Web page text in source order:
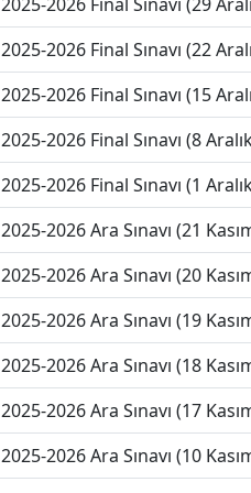
2025-2026 Final Sınavı (22
2025-2026 Final Sınavı (15
2025-2026 Final Sınavı (8
2025-2026 Final Sınavı (1
2025-2026 Ara Sınavı (21
2025-2026 Ara Sınavı (20
2025-2026 Ara Sınavı (19
2025-2026 Ara Sınavı (18
2025-2026 Ara Sınavı (17
2025-2026 Ara Sınavı (10